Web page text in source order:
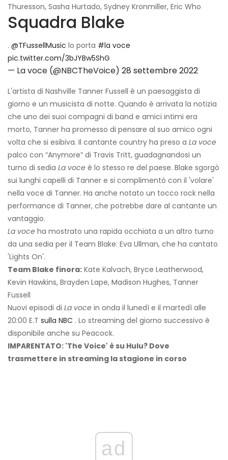
Thuresson, Sasha Hurtado, Sydney Kronmiller, Eric Who
Squadra Blake
. @TFussellMusic lo porta #la voce
pic.twitter.com/3bJYBw5ShG
— La voce (@NBCTheVoice) 28 settembre 2022
L'artista di Nashville Tanner Fussell è un paesaggista di
giorno e un musicista di notte. Quando è arrivata la notizia
che uno dei suoi compagni di band e amici intimi era
morto, Tanner ha promesso di pensare al suo amico ogni
volta che si esibiva. Il cantante country ha preso a La voce
palco con “Anymore” di Travis Tritt, guadagnandosi un
turno di sedia La voce è lo stesso re del paese. Blake sgorgò
sui lunghi capelli di Tanner e si complimentò con il 'volare'
nella voce di Tanner. Ha anche notato un tocco rock nella
performance di Tanner, che potrebbe dare al cantante un
vantaggio.
La voce ha mostrato una rapida occhiata a un altro turno
da una sedia per il Team Blake: Eva Ullman, che ha cantato
'Lights On'.
Team Blake finora: Kate Kalvach, Bryce Leatherwood,
Kevin Hawkins, Brayden Lape, Madison Hughes, Tanner
Fussell
Nuovi episodi di La voce in onda il lunedì e il martedì alle
20:00 E.T sulla NBC . Lo streaming del giorno successivo è
disponibile anche su Peacock.
IMPARENTATO: 'The Voice' è su Hulu? Dove
trasmettere in streaming la stagione in corso
ad